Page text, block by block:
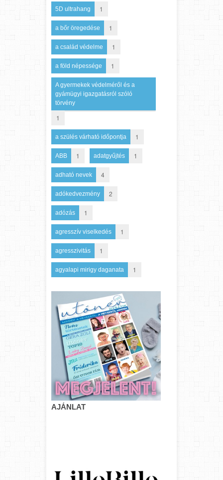
5D ultrahang 1
a bőr öregedése 1
a család védelme 1
a föld népessége 1
A gyermekek védelméről és a
gyámügyi igazgatásról szóló
törvény
1
a szülés várható időpontja 1
ABB 1 adatgyűjtés 1
adható nevek 4
adókedvezmény 2
adózás 1
agresszív viselkedés 1
agresszivitás 1
agyalapi mirigy daganata 1
AJÁNLAT